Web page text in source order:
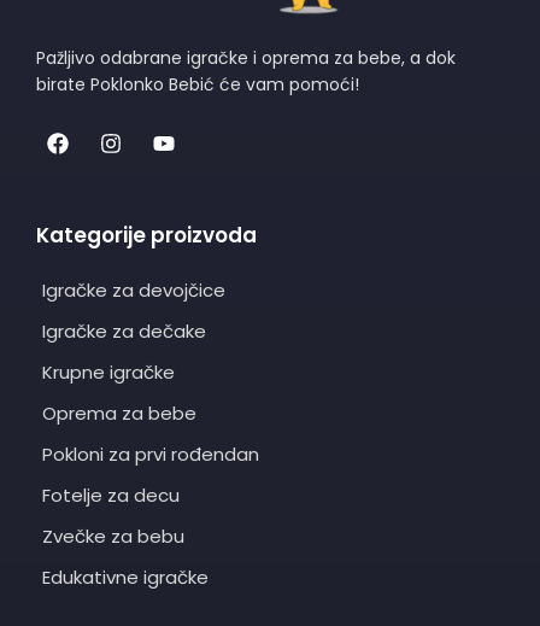
Pažljivo odabrane igračke i oprema za bebe, a dok
birate Poklonko Bebić će vam pomoći!
Kategorije proizvoda
Igračke za devojčice
Igračke za dečake
Krupne igračke
Oprema za bebe
Pokloni za prvi rođendan
Fotelje za decu
Zvečke za bebu
Edukativne igračke